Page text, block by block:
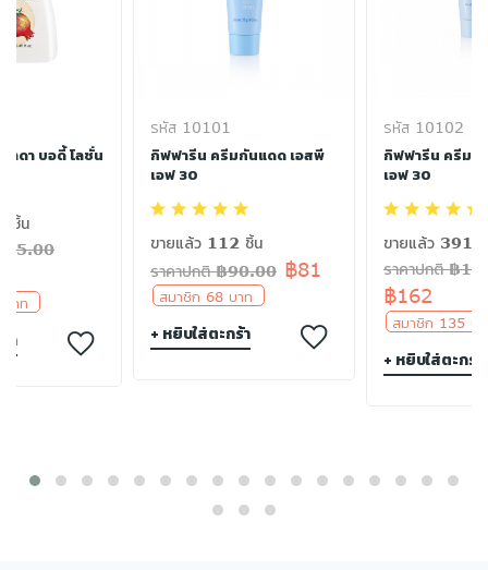
าดา บอดี้ โลชั่น
ชิ้น
าท
า
รหัส 10101
กิฟฟารีน ครีมกันแดด เอสพี
เอฟ 30
ขายแล้ว 112 ชิ้น
ราคาปกติ ฿90.00 ฿81
สมาชิก 68 บาท
+ หยิบใส่ตะกร้า
รหัส 10102
กิฟฟารีน ครีมกั
เอฟ 30
ขายแล้ว 391
ราคาปกติ ฿
฿162
สมาชิก 135
+ หยิบใส่ตะกร้า